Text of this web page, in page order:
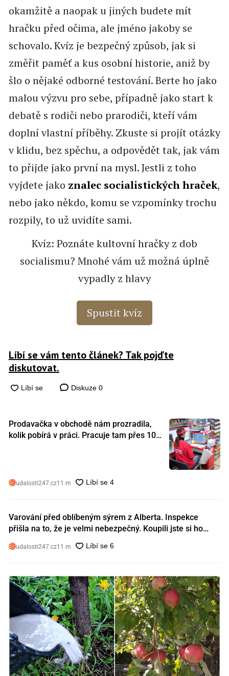
okamžitě a naopak u jiných budete mít
hračku před očima, ale jméno jakoby se
schovalo. Kvíz je bezpečný způsob, jak si
změřit paměť a kus osobní historie, aniž by
šlo o nějaké odborné testování. Berte ho jako
malou výzvu pro sebe, případně jako start k
debatě s rodiči nebo prarodiči, kteří vám
doplní vlastní příběhy. Zkuste si projít otázky
v klidu, bez spěchu, a odpovědět tak, jak vám
to přijde jako první na mysl. Jestli z toho
vyjdete jako znalec socialistických hraček,
nebo jako někdo, komu se vzpomínky trochu
rozpily, to už uvidíte sami.
Kvíz: Poznáte kultovní hračky z dob
socialismu? Mnohé vám už možná úplně
vypadly z hlavy
Spustit kvíz
Líbí se vám tento článek? Tak pojďte
diskutovat.
Diskuze 0
Prodavačka v obchodě nám prozradila,
kolik pobírá v práci. Pracuje tam přes 10
udalosti247.cz11 m
Varování před oblíbeným sýrem z Alberta. Inspekce
přišla na to, že je velmi nebezpečný. Koupili jste si ho
udalosti247.cz11 m